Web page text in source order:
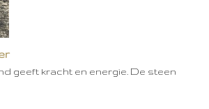
geeft kracht en energie. De steen